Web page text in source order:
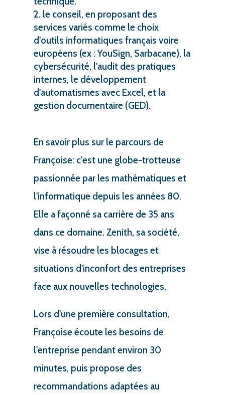
le conseil, en proposant des
services variés comme le choix
d'outils informatiques français voire
européens (ex : YouSign, Sarbacane), la
cybersécurité, l'audit des pratiques
internes, le développement
d'automatismes avec Excel, et la
gestion documentaire (GED).
En savoir plus sur le parcours de
Françoise: c'est une globe-trotteuse
passionnée par les mathématiques et
l'informatique depuis les années 80.
Elle a façonné sa carrière de 35 ans
dans ce domaine. Zenith, sa société,
vise à résoudre les blocages et
situations d'inconfort des entreprises
face aux nouvelles technologies.
Lors d'une première consultation,
Françoise écoute les besoins de
l'entreprise pendant environ 30
minutes, puis propose des
recommandations adaptées au